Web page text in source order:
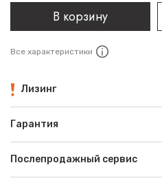
В корзину
Все характеристики
Лизинг
Гарантия
Послепродажный сервис